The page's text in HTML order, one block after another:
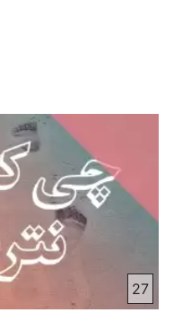
27